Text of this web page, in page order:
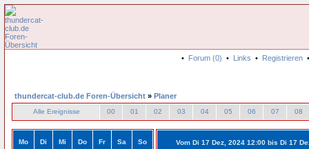
• Forum (0) • Links • Registrieren
thundercat-club.de Foren-Übersicht » Planer
Alle Ereignisse 00 01 02 03 04 05 06 07 08
Mo Di Mi Do Fr Sa So Vom Di 17 Dez, 2024 12:00 bis Di 17